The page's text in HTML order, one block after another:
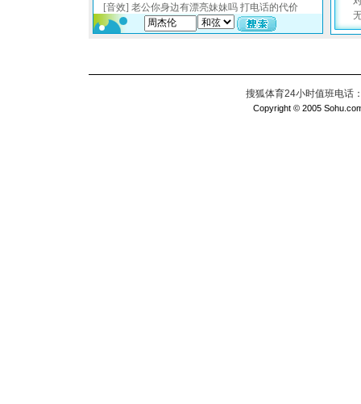
搜狐体育24小时值班电话
Copyright © 2005